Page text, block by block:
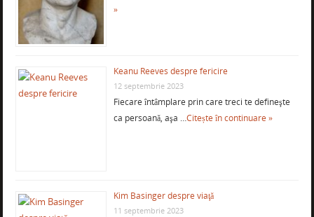
»
Keanu Reeves despre fericire
12 septembrie 2023
Fiecare întâmplare prin care treci te defineşte
ca persoană, aşa …Citește în continuare »
Kim Basinger despre viaţă
11 septembrie 2023